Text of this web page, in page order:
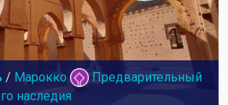
/ Марокко
Предварительный
наследия